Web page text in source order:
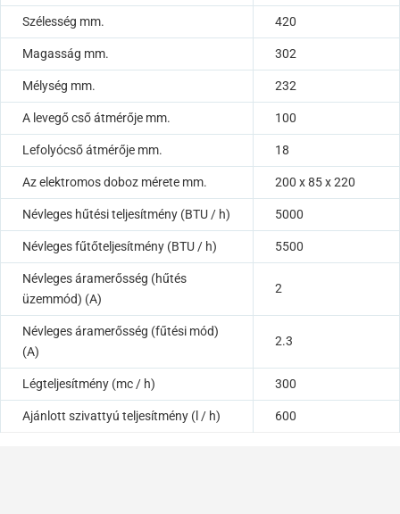
Szélesség mm. 420
Magasság mm. 302
Mélység mm. 232
A levegő cső átmérője mm. 100
Lefolyócső átmérője mm. 18
Az elektromos doboz mérete mm. 200 x 85 x 220
Névleges hűtési teljesítmény (BTU / h) 5000
Névleges fűtőteljesítmény (BTU / h) 5500
Névleges áramerősség (hűtés
üzemmód) (A)
2
Névleges áramerősség (fűtési mód)
(A)
2.3
Légteljesítmény (mc / h) 300
Ajánlott szivattyú teljesítmény (l / h) 600